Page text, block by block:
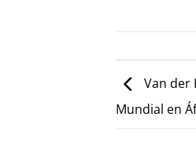
Van der
Mundial en